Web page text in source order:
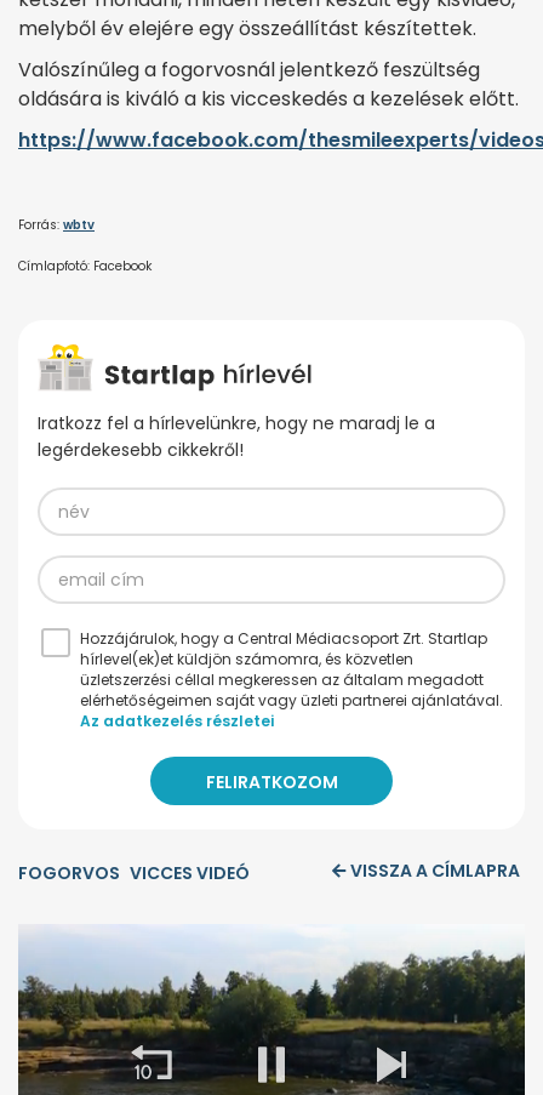
melyből év elejére egy összeállítást készítettek.
Valószínűleg a fogorvosnál jelentkező feszültség
oldására is kiváló a kis vicceskedés a kezelések előtt.
https://www.facebook.com/thesmileexperts/
Forrás: wbtv
Címlapfotó: Facebook
Iratkozz fel a hírlevelünkre, hogy ne maradj le a
legérdekesebb cikkekről!
Hozzájárulok, hogy a Central Médiacsoport Zrt. Startlap
hírlevel(ek)et küldjön számomra, és közvetlen
üzletszerzési céllal megkeressen az általam megadott
elérhetőségeimen saját vagy üzleti partnerei ajánlatával.
Az adatkezelés részletei
FOGORVOS VICCES VIDEÓ VISSZA A CÍMLAPRA